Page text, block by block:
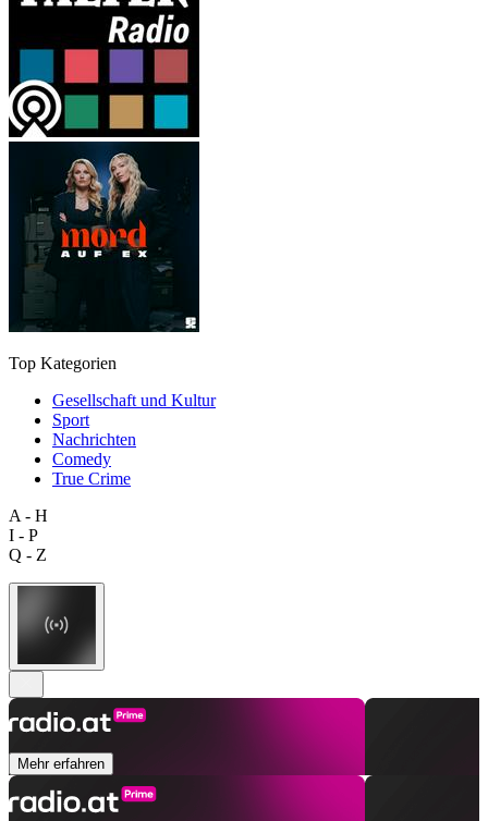
Top Kategorien
Gesellschaft und Kultur
Sport
Nachrichten
Comedy
True Crime
A - H
I - P
Q - Z
Mehr erfahren